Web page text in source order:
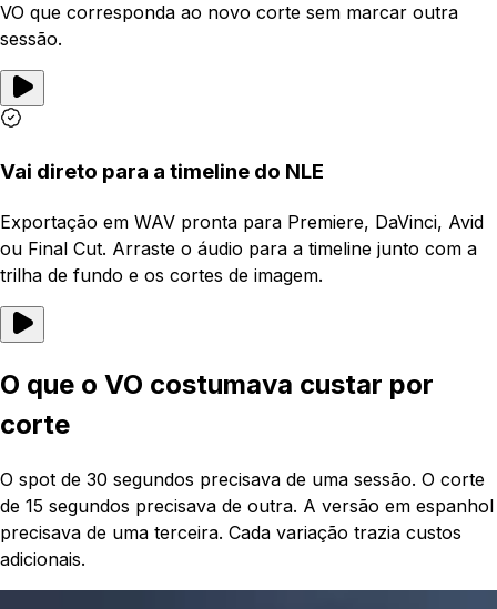
VO que corresponda ao novo corte sem marcar outra
sessão.
Vai direto para a timeline do NLE
Exportação em WAV pronta para Premiere, DaVinci, Avid
ou Final Cut. Arraste o áudio para a timeline junto com a
trilha de fundo e os cortes de imagem.
O que o VO costumava custar por
corte
O spot de 30 segundos precisava de uma sessão. O corte
de 15 segundos precisava de outra. A versão em espanhol
precisava de uma terceira. Cada variação trazia custos
adicionais.